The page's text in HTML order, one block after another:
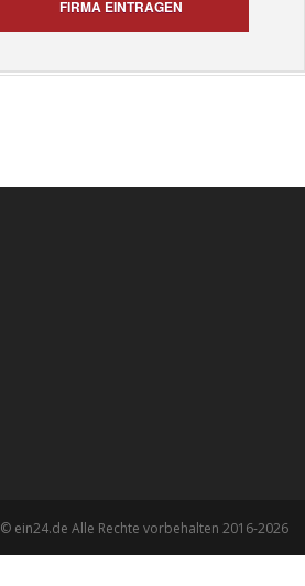
FIRMA EINTRAGEN
© ein24.de Alle Rechte vorbehalten 2016-2026